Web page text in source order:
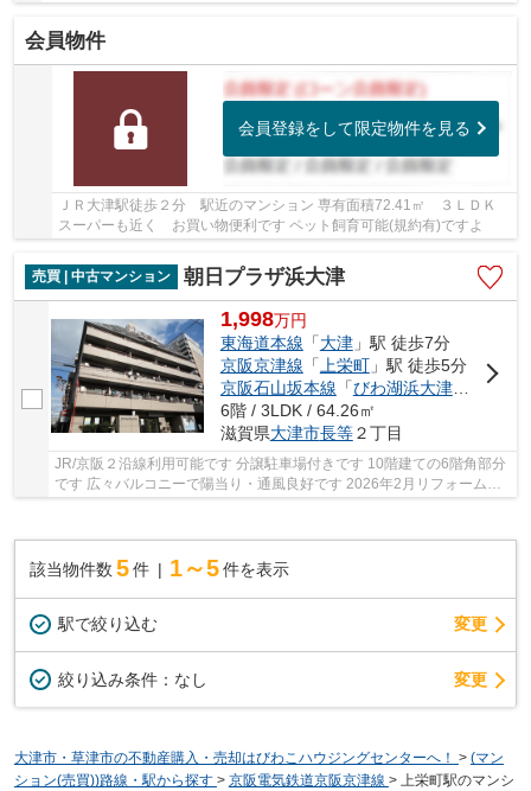
会員物件
会員登録をして限定物件を見る
ＪＲ大津駅徒歩２分 駅近のマンション 専有面積72.41㎡ ３ＬＤＫ
スーパーも近く お買い物便利です ペット飼育可能(規約有)ですよ
売買 | 中古マンション 朝日プラザ浜大津
1,998万円
東海道本線 「大津」駅 徒歩7分
京阪京津線 「 上栄町」駅 徒歩5分
京阪石山坂本線 「びわ湖浜大津」駅 徒歩
6階 / 3LDK / 64.26㎡
滋賀県大津市長等２丁目
JR/京阪２沿線利用可能です 分譲駐車場付きです 10階建ての6階角部分
です 広々バルコニーで陽当り・通風良好です 2026年2月リフォーム済
該当物件数 5件 1～5 件を表示
駅で絞り込む 変更
絞り込み条件： なし 変更
大津市・草津市の不動産購入・売却はびわこハウジングセンターへ！ > (マン
ション(売買))路線・駅から探す > 京阪電気鉄道京阪京津線 >
上栄町駅のマンシ